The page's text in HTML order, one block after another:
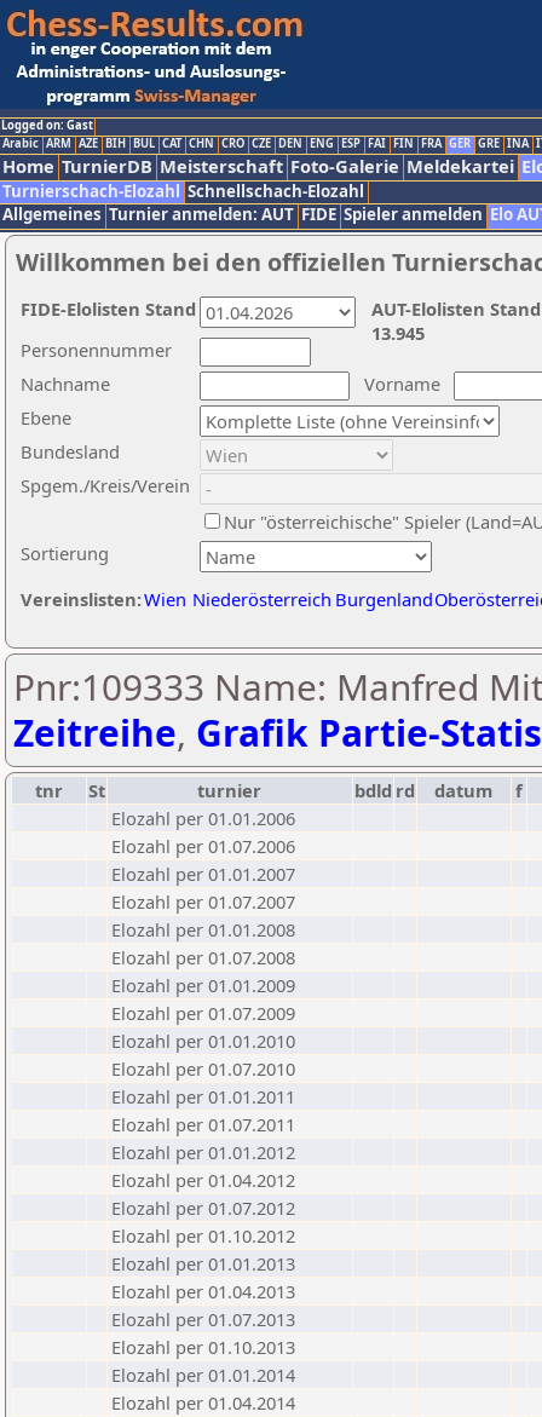
Logged on: Gast
Arabic ARM AZE BIH BUL CAT CHN CRO CZE DEN ENG ESP FAI FIN FRA GER GRE INA
Home TurnierDB Meisterschaft Foto-Galerie Meldekartei
Turnierschach-Elozahl Schnellschach-Elozahl
Allgemeines Turnier anmelden: AUT FIDE Spieler anmelden Elo
Willkommen bei den offiziellen
Nachname
Vorname
Ebene
Sortierung
Personennummer
Bundesland
Spgem./Kreis/Verein
Nur "österreichische" Spieler
Vereinslisten:Wien Niederösterreich Burgenland
AUT-Elolisten
13.945
FIDE-Elolisten Stand
Pnr:109333 Name: Manfred
Zeitreihe, Grafik Partie-
tnr St turnier bdld rd datum f
Elozahl per 01.01.2006
Elozahl per 01.07.2006
Elozahl per 01.01.2007
Elozahl per 01.07.2007
Elozahl per 01.01.2008
Elozahl per 01.07.2008
Elozahl per 01.01.2009
Elozahl per 01.07.2009
Elozahl per 01.01.2010
Elozahl per 01.07.2010
Elozahl per 01.01.2011
Elozahl per 01.07.2011
Elozahl per 01.01.2012
Elozahl per 01.04.2012
Elozahl per 01.07.2012
Elozahl per 01.10.2012
Elozahl per 01.01.2013
Elozahl per 01.04.2013
Elozahl per 01.07.2013
Elozahl per 01.10.2013
Elozahl per 01.01.2014
Elozahl per 01.04.2014